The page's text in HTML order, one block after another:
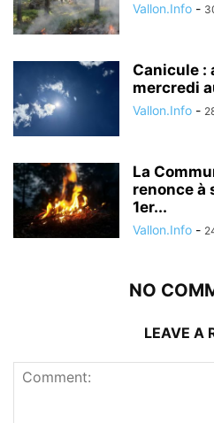
Vallon.Info -
Canicule :
mercredi
Vallon.Info -
La
renonce à
1er...
Vallon.Info -
NO
LEAVE A